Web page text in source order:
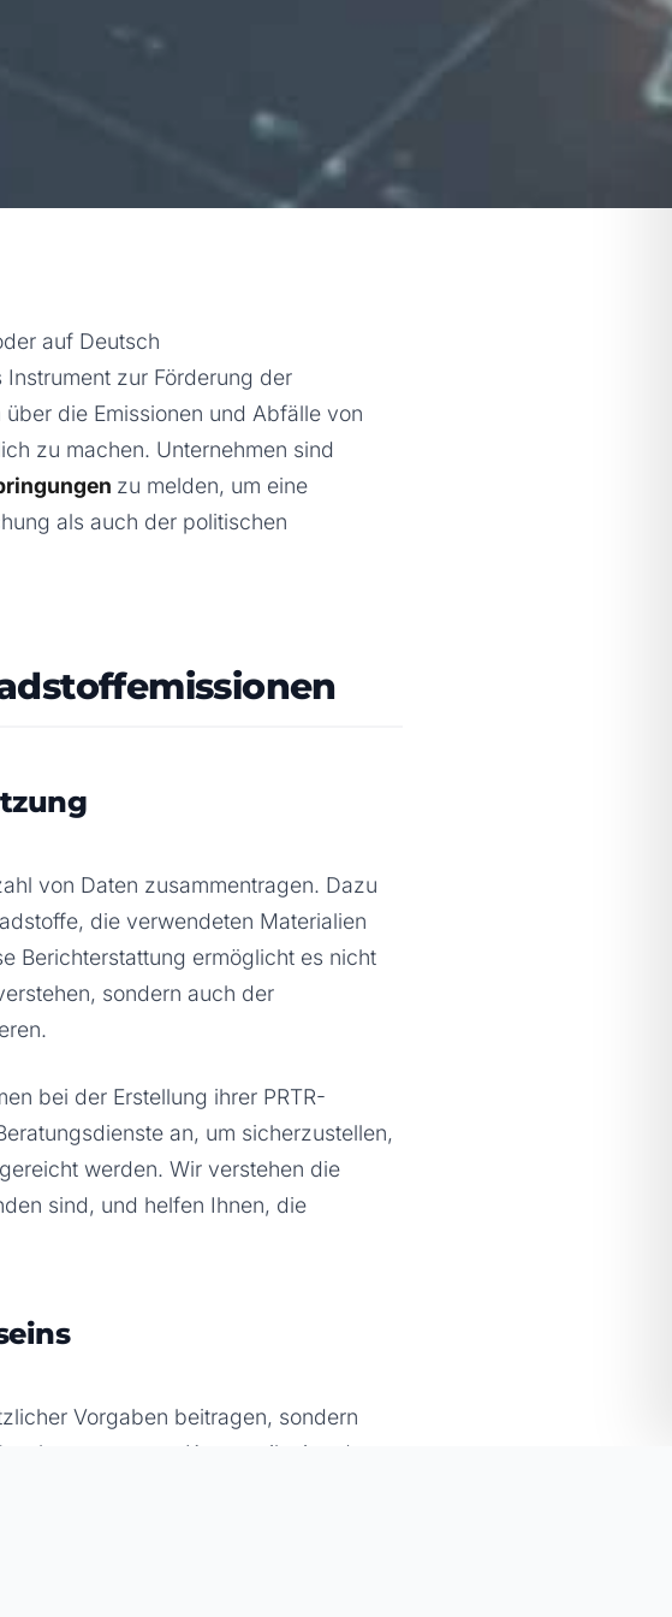
auf Deutsch
zur Förderung der
die Emissionen und Abfälle von
zu machen. Unternehmen sind
zu melden, um eine
als auch der politischen
von Daten zusammentragen. Dazu
die verwendeten Materialien
Berichterstattung ermöglicht es nicht
sondern auch der
bei der Erstellung ihrer PRTR-
an, um sicherzustellen,
werden. Wir verstehen die
sind, und helfen Ihnen, die
Vorgaben beitragen, sondern
transparente Kommunikation der